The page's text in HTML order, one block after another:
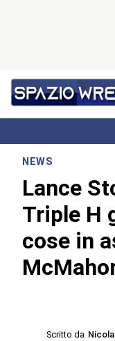
NEWS
Lance
Triple H
cose in
Scritto da